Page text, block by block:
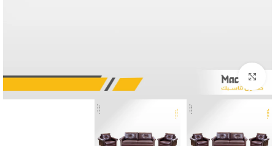
Click to enlarge